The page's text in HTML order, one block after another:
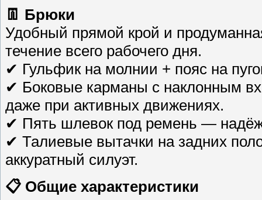
👖 Брюки
Удобный прямой крой и
течение всего рабочего дня.
✔ Гульфик на молнии + пояс на
✔ Боковые карманы с наклонным
даже при активных движениях.
✔ Пять шлевок под ремень —
✔ Талиевые вытачки на задних
аккуратный силуэт.
📋 Общие характеристики